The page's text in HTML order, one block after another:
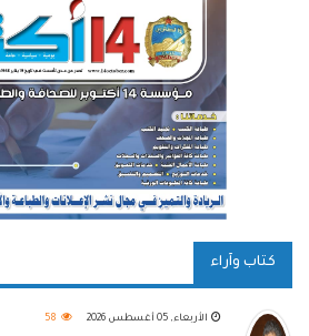
كتاب وآراء
الأربعاء, 05 أغسطس 2026 58